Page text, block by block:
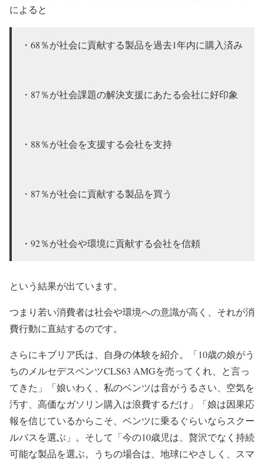
によると
・68％が社会に貢献する製品を過去1年内に購入済み
・87％が社会課題の解決支援にあたる会社に好印象
・88％が社会を支援する会社を支持
・87％が社会に貢献する製品を買う
・92％が社会や環境に貢献する会社を信頼
という結果が出ています。
つまり若い消費者は社会や環境への意識が高く、それが消
費行動に直結するのです。
さらにキブリア氏は、自身の体験を紹介。「10歳の娘がう
ちのメルセデスベンツCLS63 AMGを売ってくれ、と言っ
てきた」「娘いわく、私のベンツは音がうるさい、空気を
汚す、高価なガソリン購入は浪費するだけ」「娘は因果応
報を信じているからこそ、ベンツに乗るぐらいならスクー
ルバスを選ぶ」。そして「今の10歳児は、贅沢でなく持続
可能な製品を選ぶ。うちの場合は、地球にやさしく、スマ